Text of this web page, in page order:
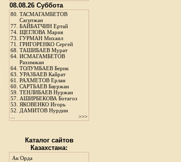
08.08.26 Суббота
80. ТАСМАГАМБЕТОВ
Сагитжан
77. БАЙБАТЧИН Ертай
74. ЩЕГЛОВА Мария
73. ГУРМАН Михаил
71. ГРИГОРЕНКО Сергей
68. ТАШИБАЕВ Мурат
64. ИСМАГАМБЕТОВ
Рахимжан
64. ТОЛУМБАЕВ Берик
63. УРАЗБАЕВ Кайрат
61. РАХМЕТОВ Ерлан
60. САРТБАЕВ Бауржан
59. ТЕНЛИБАЕВ Нуржан
57. АШИРБЕКОВА Ботагоз
53. ЯКОВЕНКО Игорь
52. ДАМИТОВ Нурдин
>>>
Каталог сайтов
Казахстана:
Ак Орда